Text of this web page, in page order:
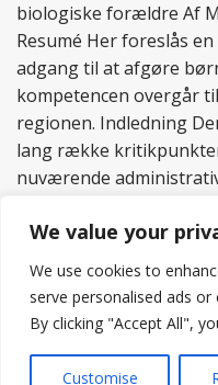
We value your
We use cookies to
serve personalised ads
By clicking "Accept All",
Customise
biologiske forældre Af
Resumé Her foreslås
adgang til at afgøre
kompetencen overgår
regionen. Indledning
lang række
nuværende
Read more
Copyright © 2026